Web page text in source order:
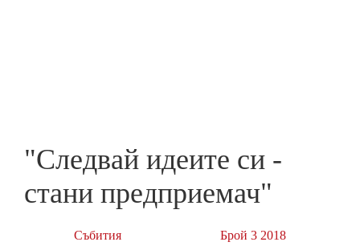
"Следвай идеите си -
стани предприемач"
Събития Брой 3 2018